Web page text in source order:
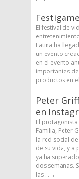
El festival de
Latina ha
un evento
en el evento
importantes
productos en
Peter
en
El
Familia, Peter
la red social
de su vida, y a
ya ha
dos semanas.
las ...→